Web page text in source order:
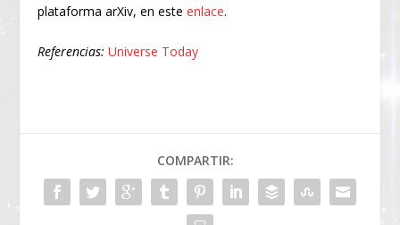
plataforma arXiv, en esteenlace.
Referencias: Universe Today
COMPARTIR: